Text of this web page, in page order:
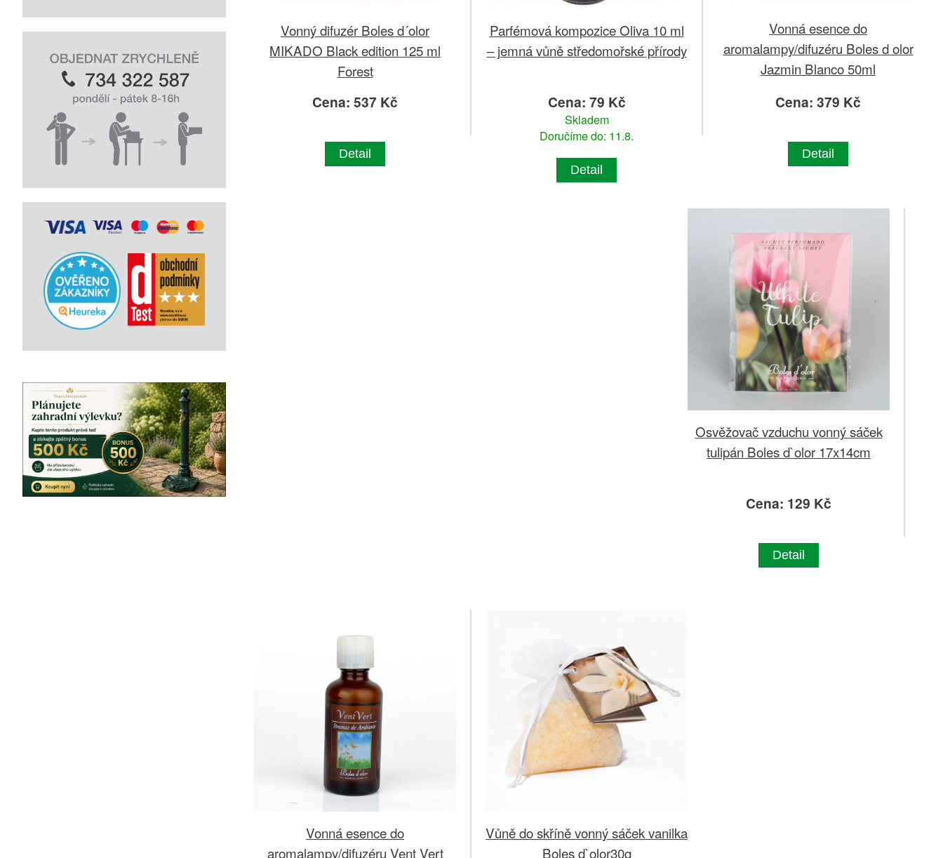
Vonný difuzér Boles d´olor
MIKADO Black edition 125 ml
Forest
Cena: 537 Kč
Detail
Parfémová kompozice Oliva 10 ml
– jemná vůně středomořské přírody
Cena: 79 Kč
Skladem
Doručíme do: 11.8.
Detail
Vonná esence do
aromalampy/difuzéru Boles d olor
Jazmin Blanco 50ml
Cena: 379 Kč
Detail
Osvěžovač vzduchu vonný sáček
tulipán Boles d`olor 17x14cm
Cena: 129 Kč
Detail
Vonná esence do
aromalampy/difuzéru Vent Vert
Vůně do skříně vonný sáček vanilka
Boles d`olor30g